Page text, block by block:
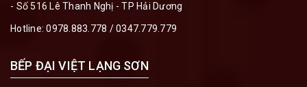
- Số 516 Lê Thanh Nghị - TP Hải Dương
Hotline:0978.883.778 /0347.779.779
BẾP ĐẠI VIỆT LẠNG SƠN